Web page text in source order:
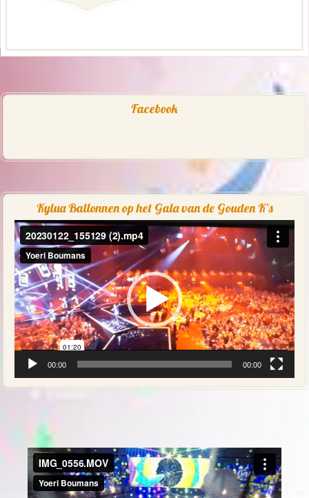
Facebook
Kylua Ballonnen op het Gala van de Gouden K’s
Videospeler
00:00 00:00